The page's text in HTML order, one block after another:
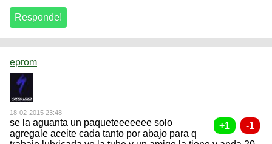
eprom
18-02-2015 23:48
se la aguanta un paqueteeeeeee solo
agregale aceite cada tanto por abajo para q